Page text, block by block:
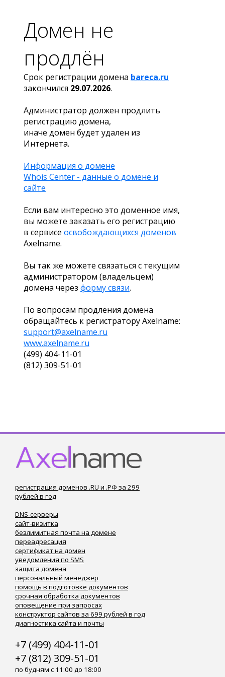
Домен не
продлён
Срок регистрации домена bareca.ru
закончился 29.07.2026.
Администратор должен продлить
регистрацию домена,
иначе домен будет удален из
Интернета.
Информация о домене
Whois Center - данные о домене и
сайте
Если вам интересно это доменное имя,
вы можете заказать его регистрацию
в сервисе освобождающихся доменов
Axelname.
Вы так же можете связаться с текущим
администратором (владельцем)
домена через форму связи.
По вопросам продления домена
обращайтесь к регистратору Axelname:
support@axelname.ru
www.axelname.ru
(499) 404-11-01
(812) 309-51-01
регистрация доменов .RU и .РФ за 299
рублей в год
DNS-серверы
сайт-визитка
безлимитная почта на домене
переадресация
сертификат на домен
уведомления по SMS
защита домена
персональный менеджер
помощь в подготовке документов
срочная обработка документов
оповещение при запросах
конструктор сайтов за 699 рублей в год
диагностика сайта и почты
+7 (499) 404-11-01
+7 (812) 309-51-01
по будням с 11:00 до 18:00